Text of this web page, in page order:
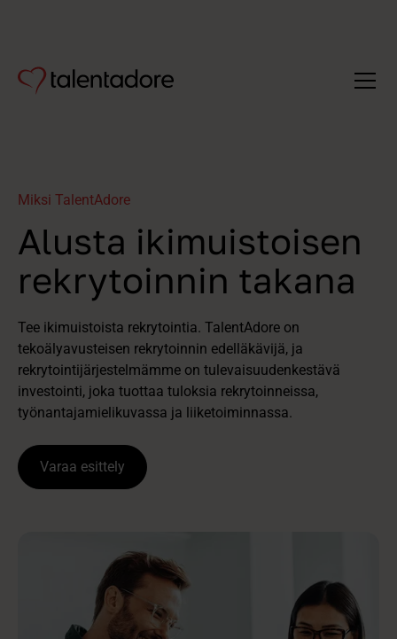
Miksi TalentAdore
Alusta ikimuistoisen
rekrytoinnin takana
Tee ikimuistoista rekrytointia. TalentAdore on
tekoälyavusteisen rekrytoinnin edelläkävijä, ja
rekrytointijärjestelmämme on tulevaisuudenkestävä
investointi, joka tuottaa tuloksia rekrytoinneissa,
työnantajamielikuvassa ja liiketoiminnassa.
Varaa esittely